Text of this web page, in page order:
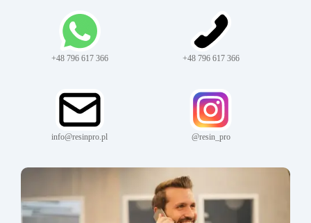
+48 796 617 366 +48 796 617 366
info@resinpro.pl @resin_pro